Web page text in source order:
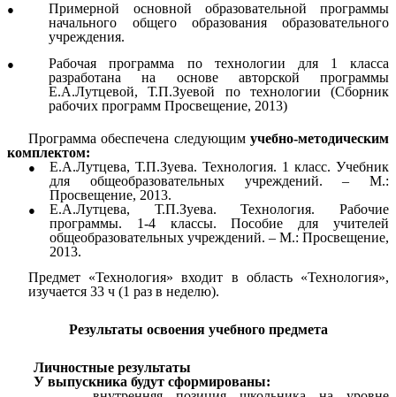
Примерной основной образовательной программы
начального общего образования образовательного
учреждения.
Рабочая программа по технологии для 1 класса
разработана на основе авторской программы
Е.А.Лутцевой, Т.П.Зуевой по технологии (Сборник
рабочих программ Просвещение, 2013)
Программа обеспечена следующим учебно-методическим
комплектом:
Е.А.Лутцева, Т.П.Зуева. Технология. 1 класс. Учебник
для общеобразовательных учреждений. – М.:
Просвещение, 2013.
Е.А.Лутцева, Т.П.Зуева. Технология. Рабочие
программы. 1-4 классы. Пособие для учителей
общеобразовательных учреждений. – М.: Просвещение,
2013.
Предмет «Технология» входит в область «Технология»,
изучается 33 ч (1 раз в неделю).
Результаты освоения учебного предмета
Личностные результаты
У выпускника будут сформированы: